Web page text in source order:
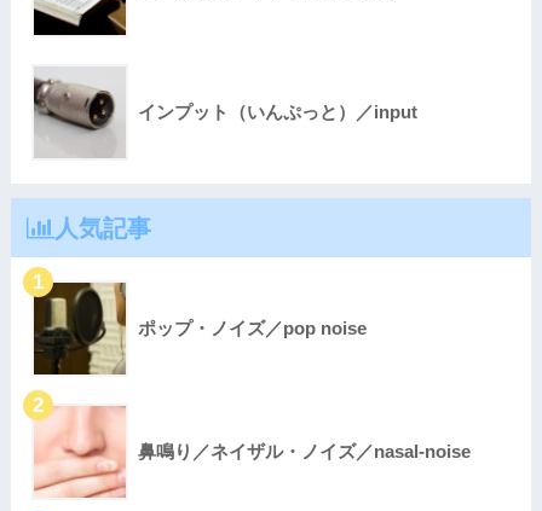
インプット（いんぷっと）／input
人気記事
ポップ・ノイズ／pop noise
鼻鳴り／ネイザル・ノイズ／nasal-noise